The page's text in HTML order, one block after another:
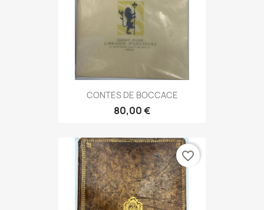
CONTES DE BOCCACE
80,00 €
favorite_border